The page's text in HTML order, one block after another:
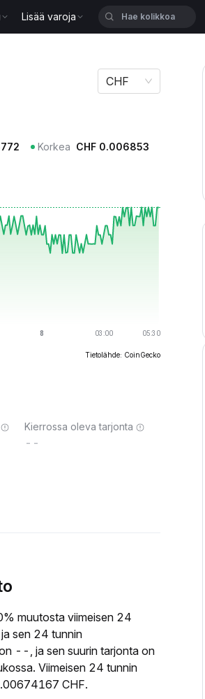
Lisää varoja
CHF
Korkea CHF 0.006853
Tietolähde: CoinGecko
Kierrossa oleva tarjonta
--
muutosta viimeisen 24
sen 24 tunnin
--, ja sen suurin tarjonta on
Viimeisen 24 tunnin
CHF.